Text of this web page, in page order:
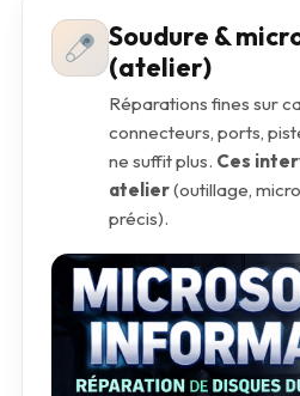
Soudure &
(atelier)
Réparations fines sur
connecteurs, ports,
ne suffit plus. Ces
atelier(outillage,
précis).